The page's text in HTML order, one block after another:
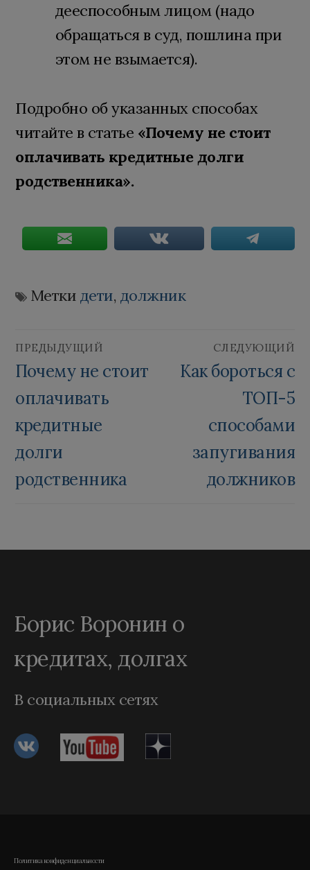
дееспособным лицом (надо
обращаться в суд, пошлина при
этом не взымается).
Подробно об указанных способах
читайте в статье «Почему не стоит
оплачивать кредитные долги
родственника».
Метки дети, должник
Навигация
по
записям
ПРЕДЫДУЩИЙ
Предыдущая
запись:
Почему не стоит
оплачивать
кредитные
долги
родственника
СЛЕДУЮЩИЙ
Следующая
Как бороться с
ТОП-5
способами
запугивания
должников
Борис Воронин о
кредитах, долгах
В социальных сетях
Политика конфиденциальности